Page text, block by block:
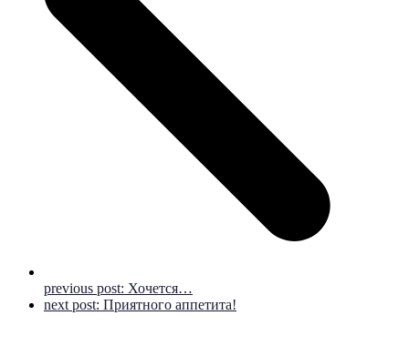
previous post: Хочется…
next post: Приятного аппетита!